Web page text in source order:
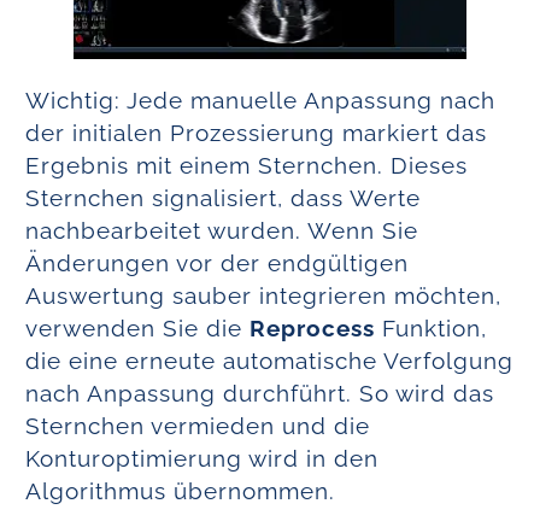
Wichtig: Jede manuelle Anpassung nach
der initialen Prozessierung markiert das
Ergebnis mit einem Sternchen. Dieses
Sternchen signalisiert, dass Werte
nachbearbeitet wurden. Wenn Sie
Änderungen vor der endgültigen
Auswertung sauber integrieren möchten,
verwenden Sie die Reprocess Funktion,
die eine erneute automatische Verfolgung
nach Anpassung durchführt. So wird das
Sternchen vermieden und die
Konturoptimierung wird in den
Algorithmus übernommen.